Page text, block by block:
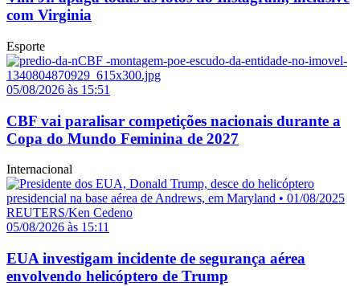
com Virginia
Esporte
05/08/2026 às 15:51
CBF vai paralisar competições nacionais durante a
Copa do Mundo Feminina de 2027
Internacional
05/08/2026 às 15:11
EUA investigam incidente de segurança aérea
envolvendo helicóptero de Trump